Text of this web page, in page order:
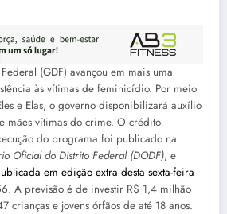
(GDF) avançou em mais uma
às vítimas de feminicídio. Por meio
e Elas, o governo disponibilizará auxílio
mães vítimas do crime. O crédito
do programa foi publicado na
Oficial do Distrito Federal (DODF), e
em edição extra desta sexta-feira
A previsão é de investir R$ 1,4 milhão
crianças e jovens órfãos de até 18 anos.